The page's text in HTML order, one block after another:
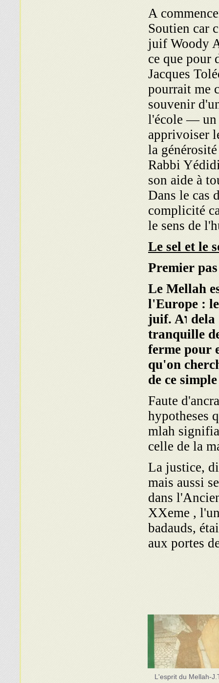
A
Soutien car
juif Woody
ce que pour
Jacques
pourrait me
souvenir
l'école — un
apprivoiser
la
Rabbi
son aide à
Dans le cas
complicité
le sens de
Le sel et le
Premier
Le Mellah
l'Europe :
juif. Aו dela de cette definition qui fait l'unanimite
tranquille
ferme pour
qu'on
de ce
Faute
hypotheses
mlah
celle de la
La justice,
mais aussi
dans
XXeme ,
badauds,
aux portes
L'esprit du Mellah-